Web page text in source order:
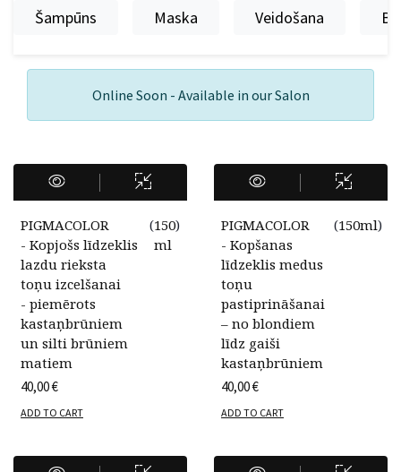
Šampūns Maska Veidošana
Online Soon - Available in our Salon
PIGMACOLOR
- Kopjošs līdzeklis
lazdu rieksta
toņu izcelšanai
- piemērots
kastaņbrūniem
un silti brūniem
matiem
(150
ml
)
40,00€
ADD TO CART
PIGMACOLOR
- Kopšanas
līdzeklis medus
toņu
pastiprināšanai
– no blondiem
līdz gaiši
kastaņbrūniem
(150ml)
40,00€
ADD TO CART